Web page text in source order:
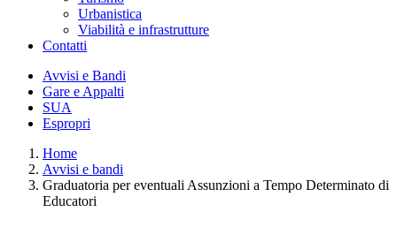
Urbanistica
Viabilità e infrastrutture
Contatti
Avvisi e Bandi
Gare e Appalti
SUA
Espropri
Home
Avvisi e bandi
Graduatoria per eventuali Assunzioni a Tempo Determinato di
Educatori